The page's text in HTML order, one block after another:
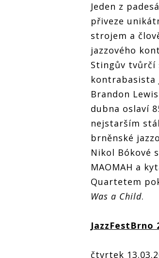
Jeden z
přiveze
strojem a
jazzového
Stingův tvůrčí
kontrabasista
Brandon
dubna oslaví
nejstarším
brněnské
Nikol Bókové
MAOMAH a
Quartetem
Was a Child.
JazzFestBrno
čtvrtek